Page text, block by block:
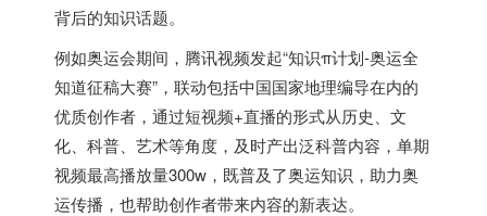
背后的知识话题。
例如奥运会期间，腾讯视频发起“知识π计划-奥运全
知道征稿大赛”，联动包括中国国家地理编导在内的
优质创作者，通过短视频+直播的形式从历史、文
化、科普、艺术等角度，及时产出泛科普内容，单期
视频最高播放量300w，既普及了奥运知识，助力奥
运传播，也帮助创作者带来内容的新表达。